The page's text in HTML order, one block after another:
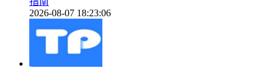
2026-08-07 18:23:06